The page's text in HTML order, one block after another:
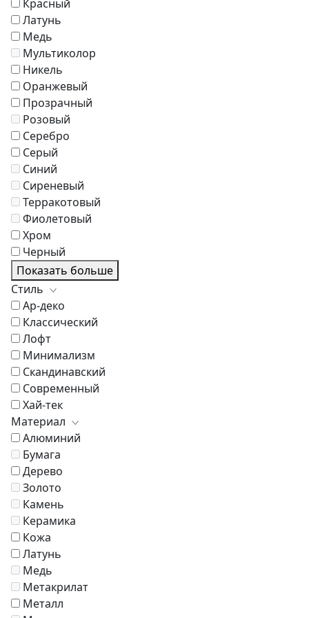
Красный
Латунь
Медь
Мультиколор
Никель
Оранжевый
Прозрачный
Розовый
Серебро
Серый
Синий
Сиреневый
Терракотовый
Фиолетовый
Хром
Черный
Показать больше
Стиль
Ар-деко
Классический
Лофт
Минимализм
Скандинавский
Современный
Хай-тек
Материал
Алюминий
Бумага
Дерево
Золото
Камень
Керамика
Кожа
Латунь
Медь
Метакрилат
Металл